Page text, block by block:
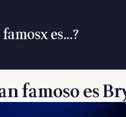
es...?
famoso es